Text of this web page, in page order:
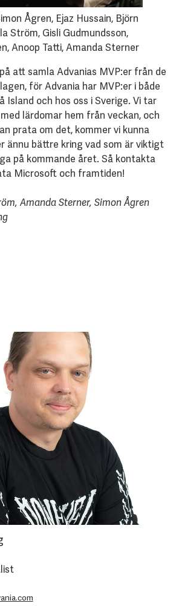
Ågren, Ejaz Hussain, Björn
Ström, Gisli Gudmundsson,
Anoop Tatti, Amanda Sterner
att samla Advanias MVP:er från de
för Advania har MVP:er i både
Island och hos oss i Sverige. Vi tar
lärdomar hem från veckan, och
prata om det, kommer vi kunna
ännu bättre kring vad som är viktigt
på kommande året. Så kontakta
Microsoft och framtiden!
Amanda Sterner, Simon Ågren